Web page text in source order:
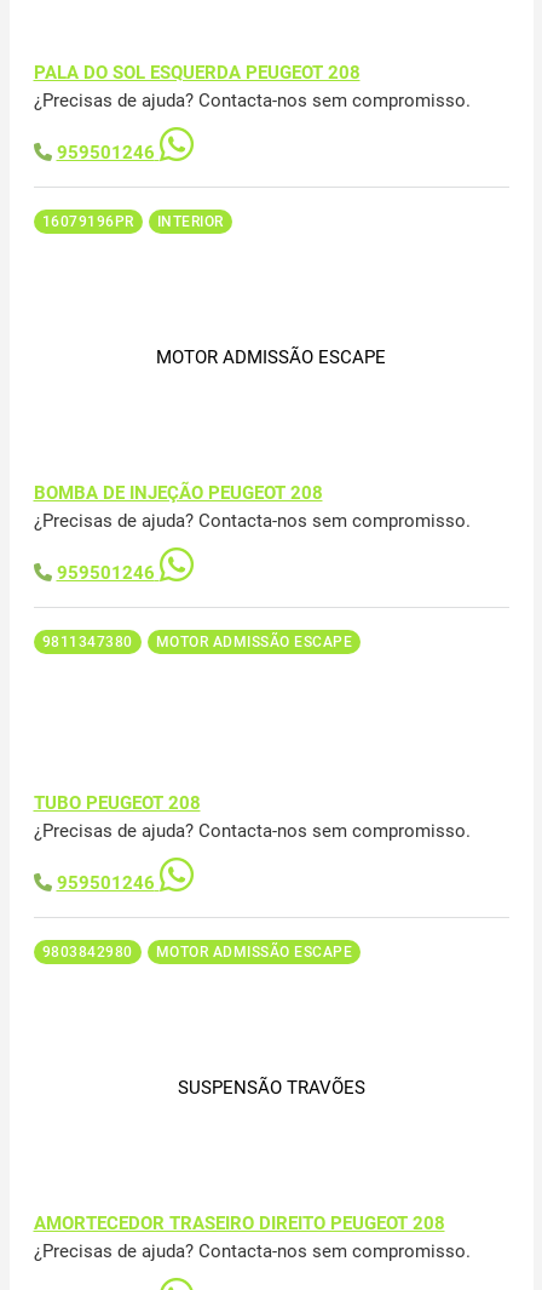
PALA DO SOL ESQUERDA PEUGEOT 208
¿Precisas de ajuda? Contacta-nos sem compromisso.
959501246
16079196PR INTERIOR
MOTOR ADMISSÃO ESCAPE
BOMBA DE INJEÇÃO PEUGEOT 208
¿Precisas de ajuda? Contacta-nos sem compromisso.
959501246
9811347380 MOTOR ADMISSÃO ESCAPE
TUBO PEUGEOT 208
¿Precisas de ajuda? Contacta-nos sem compromisso.
959501246
9803842980 MOTOR ADMISSÃO ESCAPE
SUSPENSÃO TRAVÕES
AMORTECEDOR TRASEIRO DIREITO PEUGEOT 208
¿Precisas de ajuda? Contacta-nos sem compromisso.